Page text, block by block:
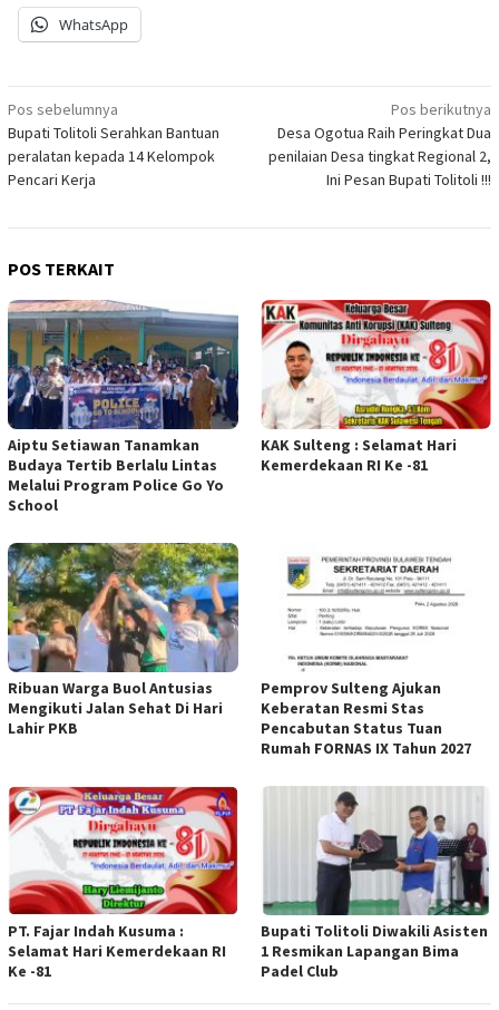
WhatsApp
Navigasi
pos
Pos sebelumnya
Bupati Tolitoli Serahkan Bantuan
peralatan kepada 14 Kelompok
Pencari Kerja
Pos berikutnya
Desa Ogotua Raih Peringkat Dua
penilaian Desa tingkat Regional 2,
Ini Pesan Bupati Tolitoli !!!
POS TERKAIT
Aiptu Setiawan Tanamkan
Budaya Tertib Berlalu Lintas
Melalui Program Police Go Yo
School
KAK Sulteng : Selamat Hari
Kemerdekaan RI Ke -81
Ribuan Warga Buol Antusias
Mengikuti Jalan Sehat Di Hari
Lahir PKB
Pemprov Sulteng Ajukan
Keberatan Resmi Stas
Pencabutan Status Tuan
Rumah FORNAS IX Tahun 2027
PT. Fajar Indah Kusuma :
Selamat Hari Kemerdekaan RI
Ke -81
Bupati Tolitoli Diwakili Asisten
1 Resmikan Lapangan Bima
Padel Club